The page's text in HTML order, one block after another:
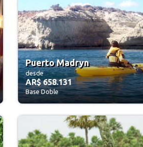
Puerto Madryn
desde
AR$ 658.131
Base Doble